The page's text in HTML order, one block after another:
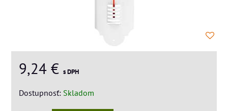
9,24 € s DPH
Dostupnosť: Skladom